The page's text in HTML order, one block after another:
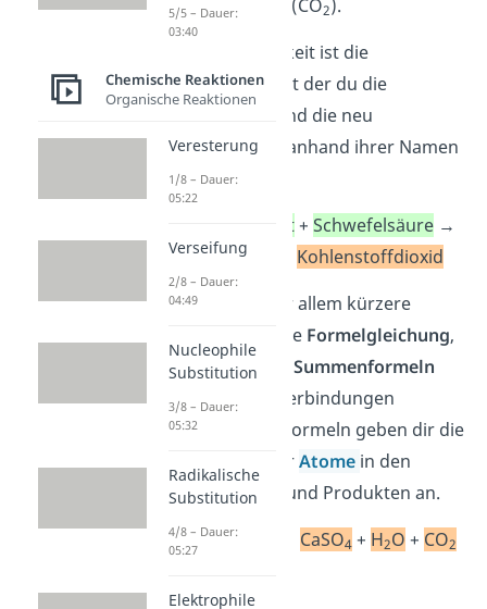
Kohlenstoffdioxid (CO2).
Die erste Möglichkeit ist die
Wortgleichung, mit der du die
Ausgangsstoffe und die neu
gebildeten Stoffe anhand ihrer Namen
angibst:
Calciumcarbonat+Schwefelsäure →
Gips+Wasser
Kohlenstoffdioxid
Die zweite und vor allem kürzere
Schreibweise ist die Formelgleichung,
mit der du nur dieSummenformeln
der chemischen Verbindungen
angibst. Summenformeln geben dir die
Art und Anzahl derAtome in den
Ausgangsstoffen und Produkten an.
CaCO3 +H CaSO4 + H2O + CO2
5/5 – Dauer:
03:40
Chemische Reaktionen
Organische Reaktionen
Veresterung
1/8 – Dauer:
05:22
Verseifung
2/8 – Dauer:
04:49
Nucleophile
Substitution
3/8 – Dauer:
05:32
Radikalische
Substitution
4/8 – Dauer:
05:27
Elektrophile